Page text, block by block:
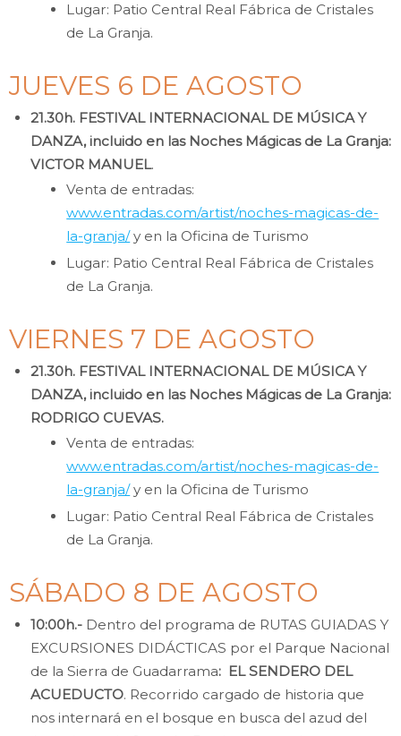
Lugar: Patio Central Real Fábrica de Cristales
de La Granja.
JUEVES 6 DE AGOSTO
21.30h. FESTIVAL INTERNACIONAL DE MÚSICA Y
DANZA, incluido en las Noches Mágicas de La Granja:
VICTOR MANUEL.
Venta de entradas:
www.entradas.com/artist/noches-magicas-de-
la-granja/y en la Oficina de Turismo
Lugar: Patio Central Real Fábrica de Cristales
de La Granja.
VIERNES 7 DE AGOSTO
21.30h. FESTIVAL INTERNACIONAL DE MÚSICA Y
DANZA, incluido en las Noches Mágicas de La Granja:
RODRIGO CUEVAS.
Venta de entradas:
www.entradas.com/artist/noches-magicas-de-
la-granja/y en la Oficina de Turismo
Lugar: Patio Central Real Fábrica de Cristales
de La Granja.
SÁBADO 8 DE AGOSTO
10:00h.- Dentro del programa de RUTAS GUIADAS Y
EXCURSIONES DIDÁCTICAS por el Parque Nacional
de la Sierra de Guadarrama: EL SENDERO DEL
ACUEDUCTO. Recorrido cargado de historia que
nos internará en el bosque en busca del azud del